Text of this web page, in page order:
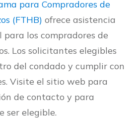
para Compradores de
(FTHB) ofrece asistencia
los compradores de
Los solicitantes elegibles
del condado y cumplir con
Visite el sitio web para
de contacto y para
ser elegible.